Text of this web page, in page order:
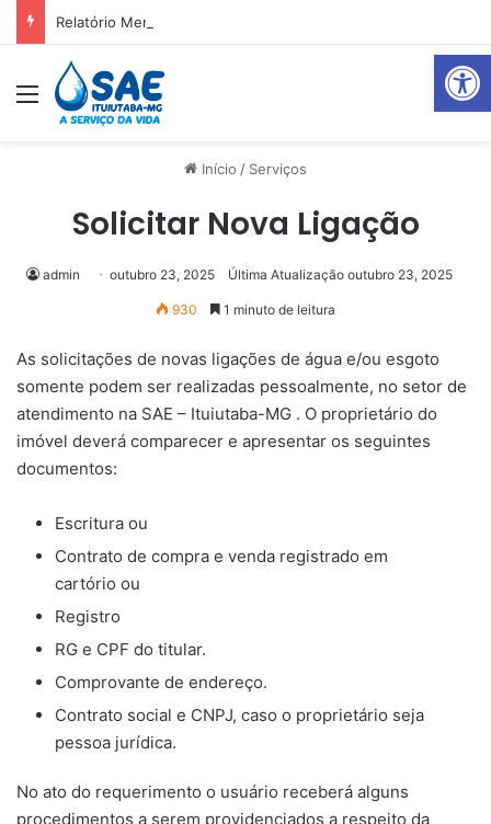
Abrir
Relatório Mensal Janeiro – Qualidade da Água Tratada
Menu
Início / Serviços
Solicitar Nova Ligação
admin outubro 23, 2025 Última Atualização outubro 23, 2025
930 1 minuto de leitura
As solicitações de novas ligações de água e/ou esgoto
somente podem ser realizadas pessoalmente, no setor de
atendimento na SAE – Ituiutaba-MG . O proprietário do
imóvel deverá comparecer e apresentar os seguintes
documentos:
Escritura ou
Contrato de compra e venda registrado em
cartório ou
Registro
RG e CPF do titular.
Comprovante de endereço.
Contrato social e CNPJ, caso o proprietário seja
pessoa jurídica.
No ato do requerimento o usuário receberá alguns
procedimentos a serem providenciados a respeito da